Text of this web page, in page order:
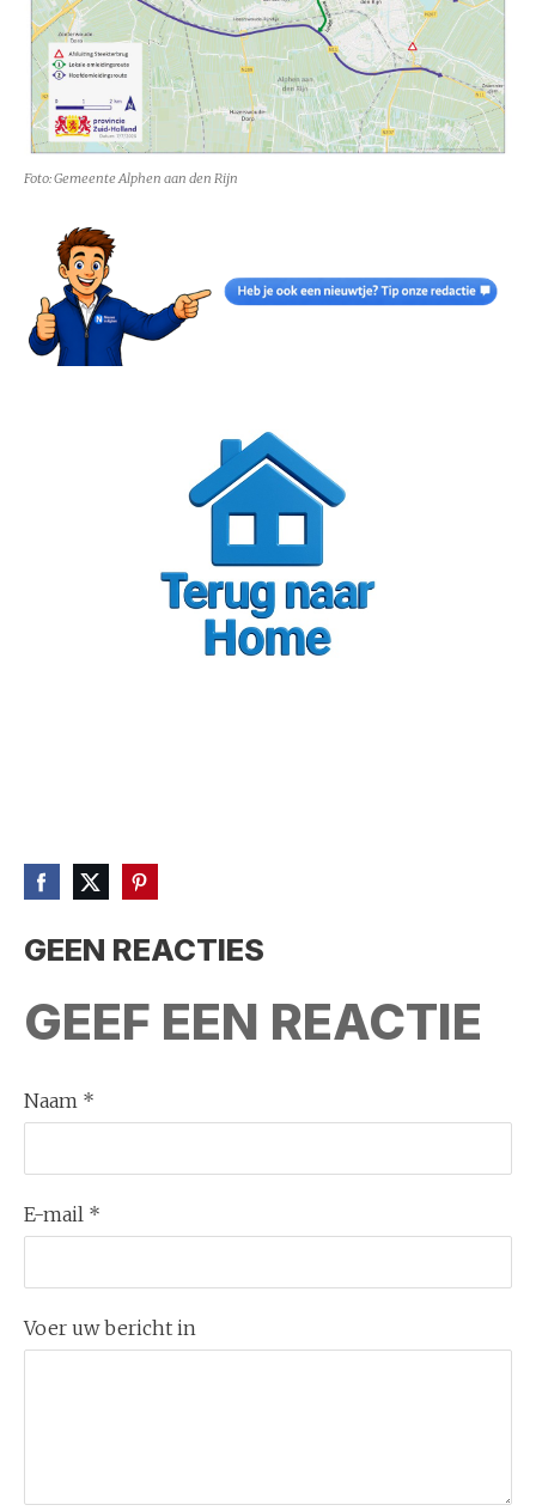
Foto: Gemeente Alphen aan den Rijn
GEEN REACTIES
GEEF EEN REACTIE
Naam *
E-mail *
Voer uw bericht in